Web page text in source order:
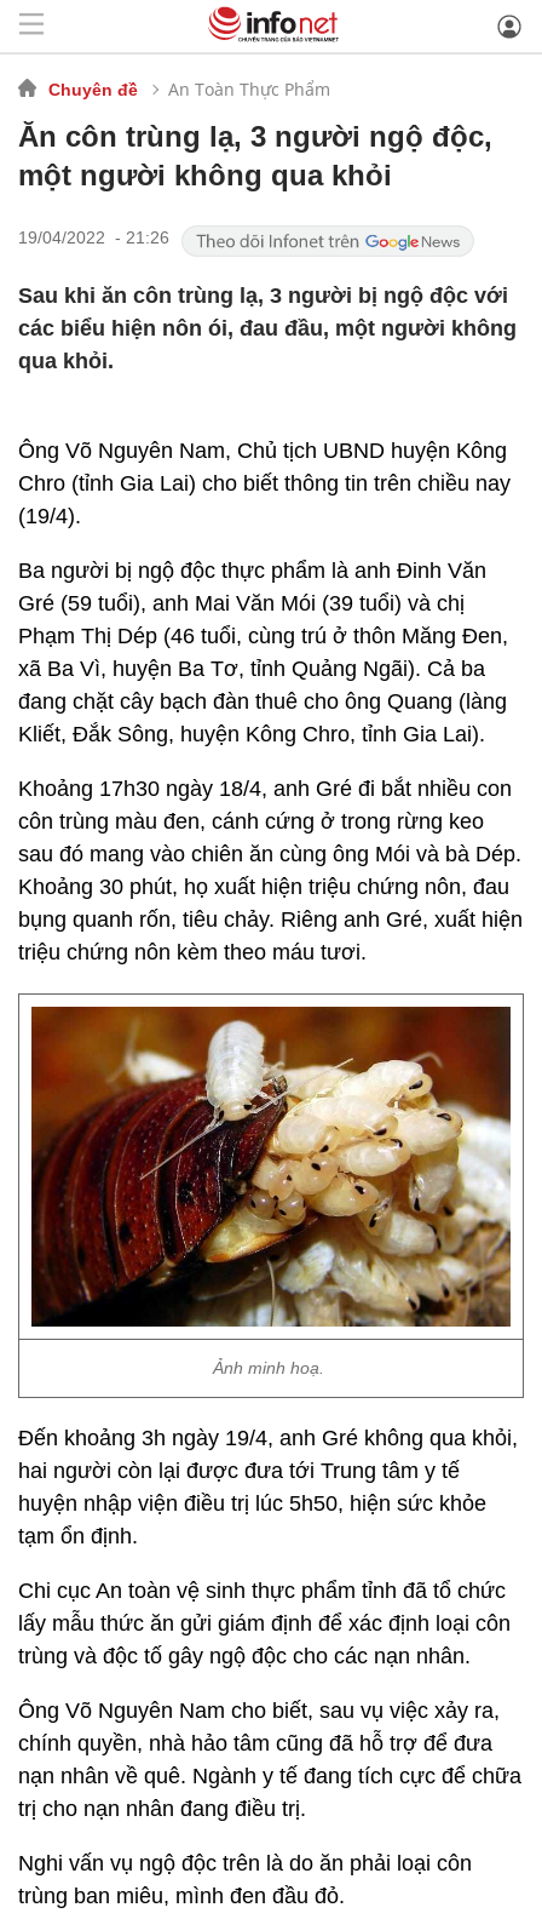
Chuyên đề An Toàn Thực Phẩm
Ăn côn trùng lạ, 3 người ngộ độc,
một người không qua khỏi
19/04/2022 - 21:26
Sau khi ăn côn trùng lạ, 3 người bị ngộ độc với
các biểu hiện nôn ói, đau đầu, một người không
qua khỏi.
Ông Võ Nguyên Nam, Chủ tịch UBND huyện Kông
Chro (tỉnh Gia Lai) cho biết thông tin trên chiều nay
(19/4).
Ba người bị ngộ độc thực phẩm là anh Đinh Văn
Gré (59 tuổi), anh Mai Văn Mói (39 tuổi) và chị
Phạm Thị Dép (46 tuổi, cùng trú ở thôn Măng Đen,
xã Ba Vì, huyện Ba Tơ, tỉnh Quảng Ngãi). Cả ba
đang chặt cây bạch đàn thuê cho ông Quang (làng
Kliết, Đắk Sông, huyện Kông Chro, tỉnh Gia Lai).
Khoảng 17h30 ngày 18/4, anh Gré đi bắt nhiều con
côn trùng màu đen, cánh cứng ở trong rừng keo
sau đó mang vào chiên ăn cùng ông Mói và bà Dép.
Khoảng 30 phút, họ xuất hiện triệu chứng nôn, đau
bụng quanh rốn, tiêu chảy. Riêng anh Gré, xuất hiện
triệu chứng nôn kèm theo máu tươi.
Ảnh minh hoạ.
Đến khoảng 3h ngày 19/4, anh Gré không qua khỏi,
hai người còn lại được đưa tới Trung tâm y tế
huyện nhập viện điều trị lúc 5h50, hiện sức khỏe
tạm ổn định.
Chi cục An toàn vệ sinh thực phẩm tỉnh đã tổ chức
lấy mẫu thức ăn gửi giám định để xác định loại côn
trùng và độc tố gây ngộ độc cho các nạn nhân.
Ông Võ Nguyên Nam cho biết, sau vụ việc xảy ra,
chính quyền, nhà hảo tâm cũng đã hỗ trợ để đưa
nạn nhân về quê. Ngành y tế đang tích cực để chữa
trị cho nạn nhân đang điều trị.
Nghi vấn vụ ngộ độc trên là do ăn phải loại côn
trùng ban miêu, mình đen đầu đỏ.